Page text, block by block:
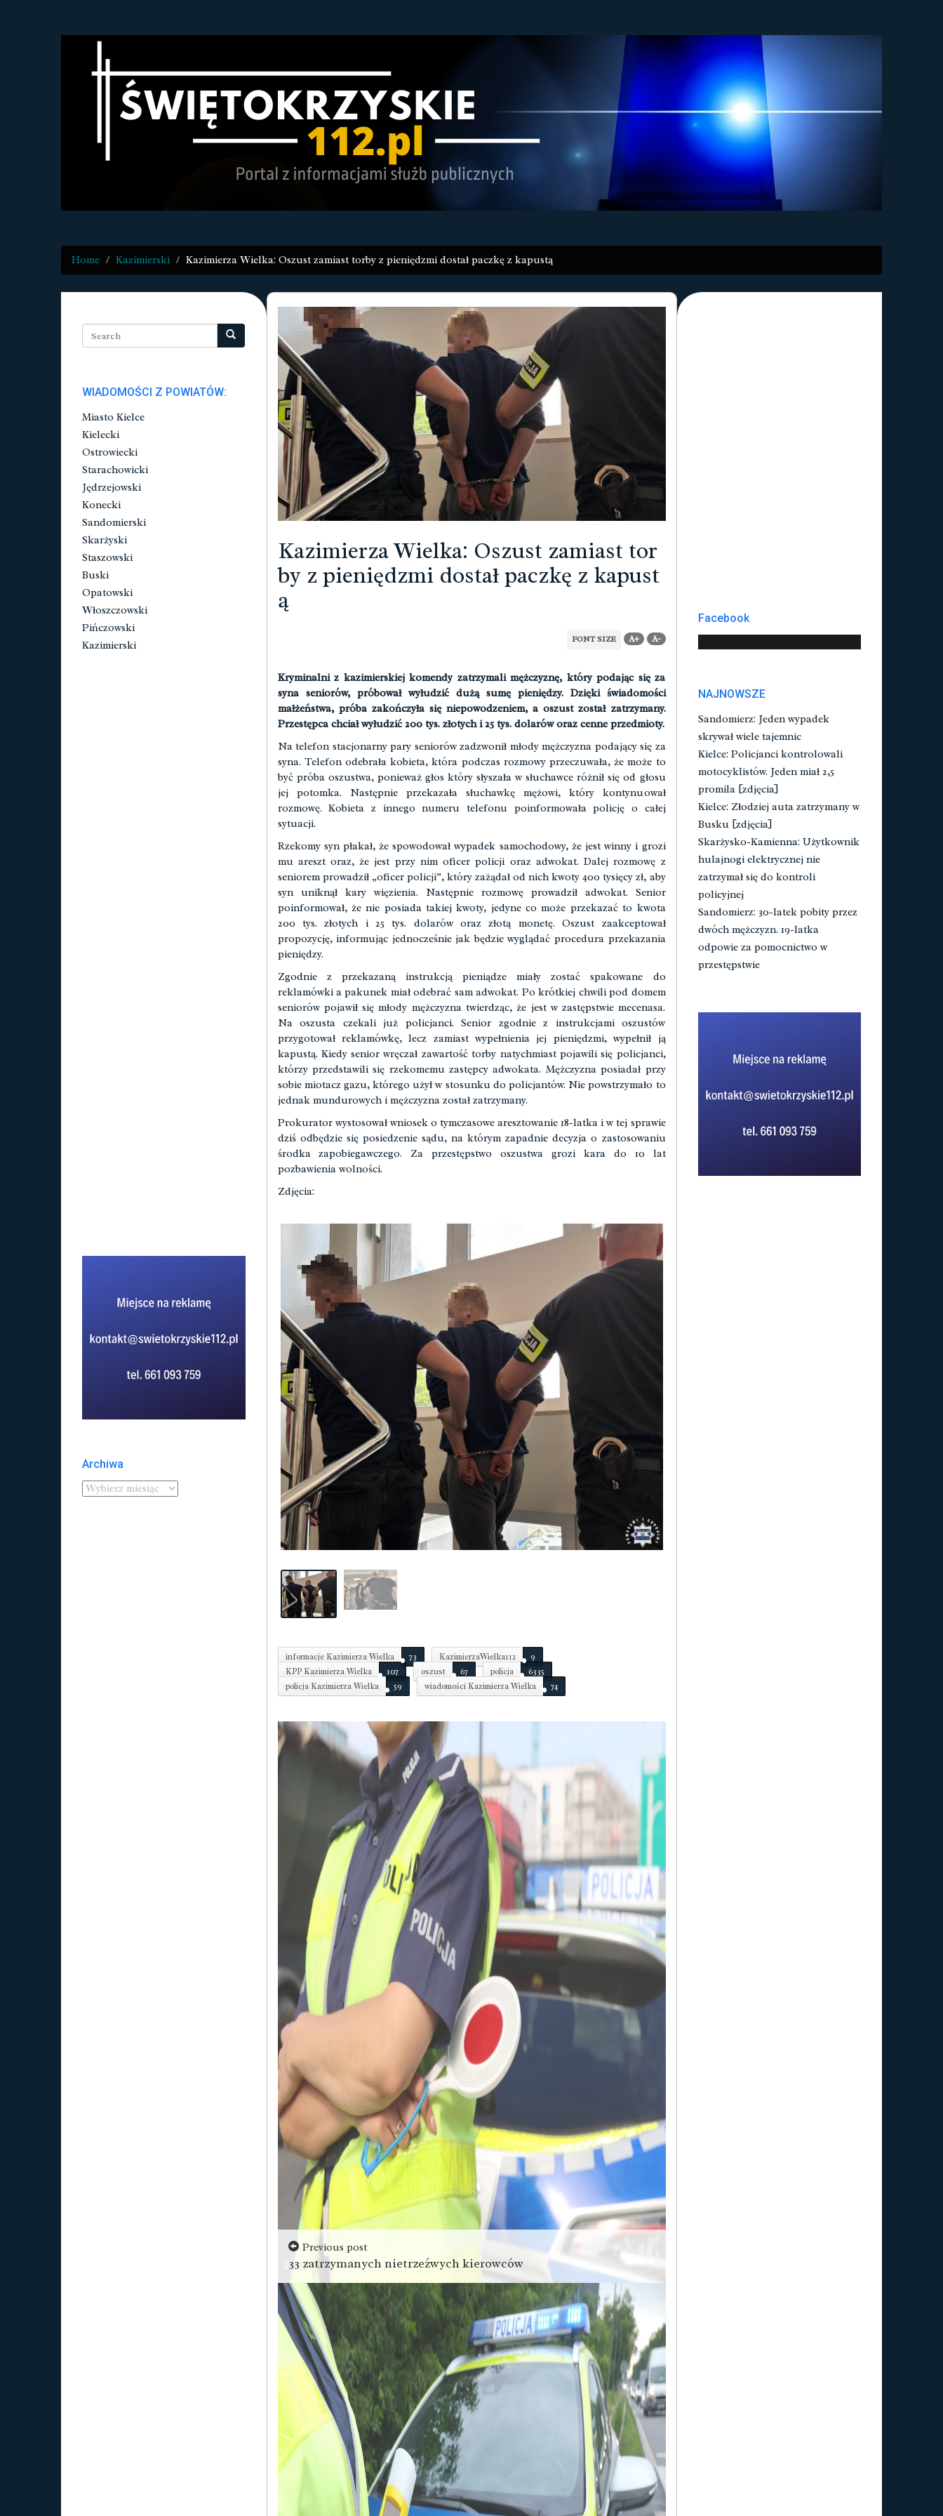
Home Kazimierski Kazimierza Wielka: Oszust zamiast torby z pieniędzmi dostał paczkę z kapustą
Kazimierza Wielka: Oszust zamiast tor
by z pieniędzmi dostał paczkę z kapust
ą
FONT SIZE A+ A-
Kryminalni z kazimierskiej komendy zatrzymali mężczyznę, który podając się za
syna seniorów, próbował wyłudzić dużą sumę pieniędzy. Dzięki świadomości
małżeństwa, próba zakończyła się niepowodzeniem, a oszust został zatrzymany.
Przestępca chciał wyłudzić 200 tys. złotych i 25 tys. dolarów oraz cenne przedmioty.
Na telefon stacjonarny pary seniorów zadzwonił młody mężczyzna podający się za
syna. Telefon odebrała kobieta, która podczas rozmowy przeczuwała, że może to
być próba oszustwa, ponieważ głos który słyszała w słuchawce różnił się od głosu
jej potomka. Następnie przekazała słuchawkę mężowi, który kontynuował
rozmowę. Kobieta z innego numeru telefonu poinformowała policję o całej
sytuacji.
Rzekomy syn płakał, że spowodował wypadek samochodowy, że jest winny i grozi
mu areszt oraz, że jest przy nim oficer policji oraz adwokat. Dalej rozmowę z
seniorem prowadził „oficer policji”, który zażądał od nich kwoty 400 tysięcy zł, aby
syn uniknął kary więzienia. Następnie rozmowę prowadził adwokat. Senior
poinformował, że nie posiada takiej kwoty, jedyne co może przekazać to kwota
200 tys. złotych i 25 tys. dolarów oraz złotą monetę. Oszust zaakceptował
propozycję, informując jednocześnie jak będzie wyglądać procedura przekazania
pieniędzy.
Zgodnie z przekazaną instrukcją pieniądze miały zostać spakowane do
reklamówki a pakunek miał odebrać sam adwokat. Po krótkiej chwili pod domem
seniorów pojawił się młody mężczyzna twierdząc, że jest w zastępstwie mecenasa.
Na oszusta czekali już policjanci. Senior zgodnie z instrukcjami oszustów
przygotował reklamówkę, lecz zamiast wypełnienia jej pieniędzmi, wypełnił ją
kapustą. Kiedy senior wręczał zawartość torby natychmiast pojawili się policjanci,
którzy przedstawili się rzekomemu zastępcy adwokata. Mężczyzna posiadał przy
sobie miotacz gazu, którego użył w stosunku do policjantów. Nie powstrzymało to
jednak mundurowych i mężczyzna został zatrzymany.
Prokurator wystosował wniosek o tymczasowe aresztowanie 18-latka i w tej sprawie
dziś odbędzie się posiedzenie sądu, na którym zapadnie decyzja o zastosowaniu
środka zapobiegawczego. Za przestępstwo oszustwa grozi kara do 10 lat
pozbawienia wolności.
Zdjęcia:
informacje Kazimierza Wielka 73 KazimierzaWielka112
9
KPP Kazimierza Wielka
107 oszust 67 policja
6335
policja Kazimierza Wielka
59 wiadomości Kazimierza Wielka 74
Previous post
33 zatrzymanych nietrzeźwych kierowców
WIADOMOŚCI Z POWIATÓW:
Miasto Kielce
Kielecki
Ostrowiecki
Starachowicki
Jędrzejowski
Konecki
Sandomierski
Skarżyski
Staszowski
Buski
Opatowski
Włoszczowski
Pińczowski
Kazimierski
Archiwa
Facebook
NAJNOWSZE
Sandomierz: Jeden wypadek
skrywał wiele tajemnic
Kielce: Policjanci kontrolowali
motocyklistów. Jeden miał 2,5
promila [zdjęcia]
Kielce: Złodziej auta zatrzymany w
Busku [zdjęcia]
Skarżysko-Kamienna: Użytkownik
hulajnogi elektrycznej nie
zatrzymał się do kontroli
policyjnej
Sandomierz: 30-latek pobity przez
dwóch mężczyzn. 19-latka
odpowie za pomocnictwo w
przestępstwie